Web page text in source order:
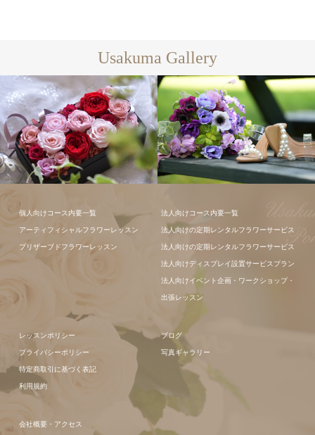
Usakuma Gallery
ギャラリー全
ト
個人向けコース内要一覧
アーティフィシャルフラワーレッスン
プリザーブドフラワーレッスン
法人向けコース内要一覧
法人向けの定期レンタルフラワーサービス
法人向けの定期レンタルフラワーサービス
法人向けディスプレイ設置サービスプラン
法人向けイベント企画・ワークショップ・
出張レッスン
レッスンポリシー
プライバシーポリシー
特定商取引に基づく表記
利用規約
ブログ
写真ギャラリー
会社概要・アクセス